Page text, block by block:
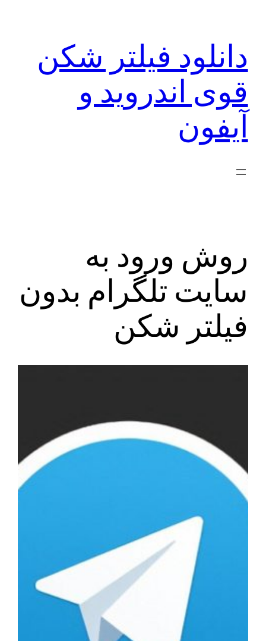
دانلود فیلتر شکن
قوی اندروید و
آیفون
روش ورود به
سایت تلگرام بدون
فیلتر شکن